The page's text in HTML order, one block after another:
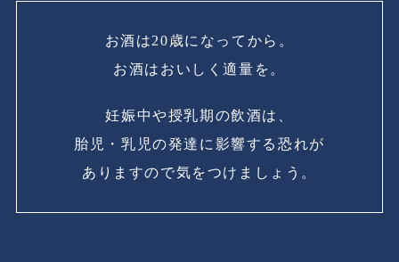
お酒は20歳になってから。
お酒はおいしく適量を。
妊娠中や授乳期の飲酒は、
胎児・乳児の発達に影響する恐れが
ありますので気をつけましょう。